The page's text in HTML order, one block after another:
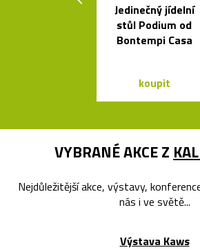
Jedinečný jídelní
stůl Podium od
Bontempi Casa
koupit
VYBRANÉ AKCE Z
Nejdůležitější akce, výstavy,
nás i ve světě...
Výstava Kaws